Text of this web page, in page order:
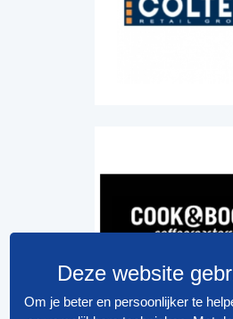
Deze website
Om je beter en persoonlijker te